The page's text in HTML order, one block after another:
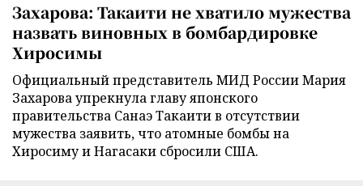
Захарова: Такаити не хватило мужества
назвать виновных в бомбардировке
Хиросимы
Официальный представитель МИД России Мария
Захарова упрекнула главу японского
правительства Санаэ Такаити в отсутствии
мужества заявить, что атомные бомбы на
Хиросиму и Нагасаки сбросили США.